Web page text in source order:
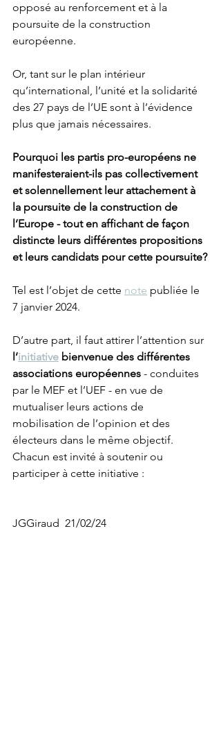
opposé au renforcement et à la
poursuite de la construction
européenne.
Or, tant sur le plan intérieur
qu’international, l’unité et la solidarité
des 27 pays de l’UE sont à l’évidence
plus que jamais nécessaires.
Pourquoi les partis pro-européens ne
manifesteraient-ils pas collectivement
et solennellement leur attachement à
la poursuite de la construction de
l’Europe - tout en affichant de façon
distincte leurs différentes propositions
et leurs candidats pour cette poursuite?
Tel est l’objet de cette note publiée le
7 janvier 2024.
D’autre part, il faut attirer l’attention sur
l’initiative bienvenue des différentes
associations européennes - conduites
par le MEF et l’UEF - en vue de
mutualiser leurs actions de
mobilisation de l’opinion et des
électeurs dans le même objectif.
Chacun est invité à soutenir ou
participer à cette initiative :
JGGiraud  21/02/24